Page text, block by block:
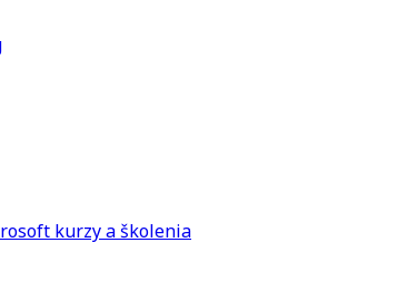
kurzy a školenia